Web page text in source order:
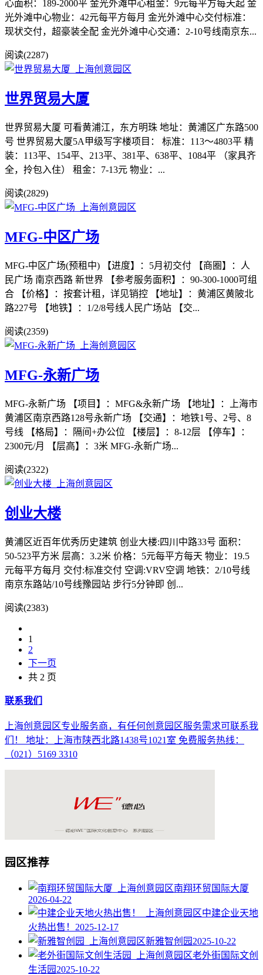
心面积：189-2000平 金光外滩中心租金：9元每平方每天起 金
光外滩中心物业：42元每平方每月 金光外滩中心交付标准：
现状交付，超豪装全配 金光外滩中心交通：2-10号线南京东...
阅读(2287)
世界贸易大厦
世界贸易大厦 可看黄浦江，东方明珠 地址：黄浦区广东路500
号 世界贸易大厦5A甲级写字楼项目： 标准：113～4803平 精
装：113平、154平、213平、381平、638平、1084平 （家具齐
全，拎包入住） 租金：7-13元 物业：...
阅读(2829)
MFG-中区广场
MFG-中区广场(预租中) 【进度】：5月初交付 【商圈】：人
民广场 南京西路 新世界 【参考服务面积】：90-300-1000可组
合 【价格】：按套计租，详见销控 【地址】：黄浦区黄陂北
路227号 【地铁】：1/2/8号线人民广场站 【交...
阅读(2359)
MFG-永新广场
MFG-永新广场 【项目】：MFG&永新广场 【地址】：上海市
黄浦区南京西路128号永新广场 【交通】：地铁1号、2号、8
号线 【格局】：隔间+办公位 【楼层】：8-12层 【停车】：
2300元/月 【层高】：3米 MFG-永新广场...
阅读(2322)
创业大楼
黄浦区近百年优秀历史建筑 创业大楼:四川中路33号 面积：
50-523平方米 层高：3.2米 价格：5元每平方每天 物业：19.5
元每平方每月 交付:标准交付 空调:VRV空调 地铁：2/10号线
南京东路站/10号线豫园站 步行5分钟即 创...
阅读(2383)
1
2
下一页
共 2 页
联系我们
上海创意园区专业服务商，有任何创意园区服务需求可联系我
们！ 地址：上海市陕西北路1438号1021室 免费服务热线：
（021）5169 3310
园区推荐
南翔环贸国际大厦
2026-04-22
中建企业天地
火热出售！ 2025-12-17
新雅智创园 2025-10-22
老外街国际文创
生活园 2025-10-22